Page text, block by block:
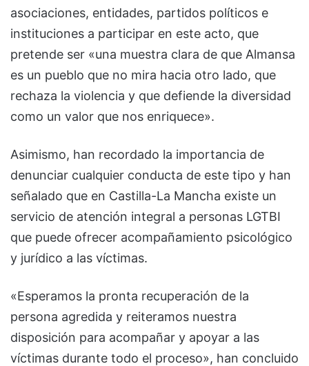
asociaciones, entidades, partidos políticos e
instituciones a participar en este acto, que
pretende ser «una muestra clara de que Almansa
es un pueblo que no mira hacia otro lado, que
rechaza la violencia y que defiende la diversidad
como un valor que nos enriquece».
Asimismo, han recordado la importancia de
denunciar cualquier conducta de este tipo y han
señalado que en Castilla-La Mancha existe un
servicio de atención integral a personas LGTBI
que puede ofrecer acompañamiento psicológico
y jurídico a las víctimas.
«Esperamos la pronta recuperación de la
persona agredida y reiteramos nuestra
disposición para acompañar y apoyar a las
víctimas durante todo el proceso», han concluido